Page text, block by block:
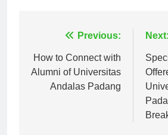
Navigasi
pos
Previous:
How to Connect with
Alumni of Universitas
Andalas Padang
Next: